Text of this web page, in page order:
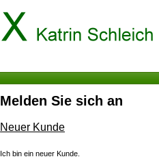
Melden Sie sich an
Neuer Kunde
Ich bin ein neuer Kunde.